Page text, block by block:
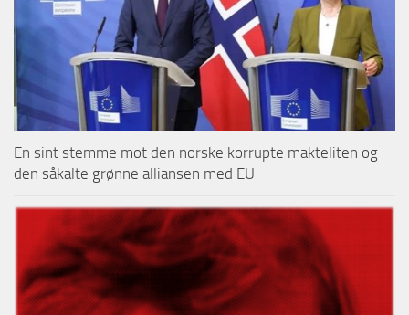
En sint stemme mot den norske korrupte makteliten og
den såkalte grønne alliansen med EU